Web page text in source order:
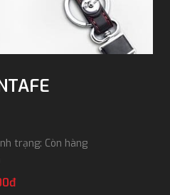
trạng: Còn hàng